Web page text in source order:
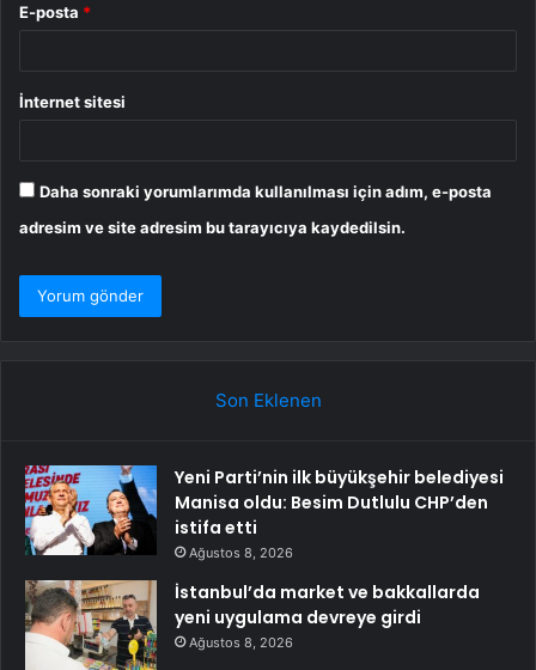
E-posta *
İnternet sitesi
Daha sonraki yorumlarımda kullanılması için adım, e-posta
adresim ve site adresim bu tarayıcıya kaydedilsin.
Son Eklenen
Yeni Parti’nin ilk büyükşehir belediyesi
Manisa oldu: Besim Dutlulu CHP’den
istifa etti
Ağustos 8, 2026
İstanbul’da market ve bakkallarda
yeni uygulama devreye girdi
Ağustos 8, 2026